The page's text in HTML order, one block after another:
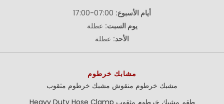
أيام الأسبوع:
يوم السبت: عطلة
الأحد: عطلة
مشابك خرطوم
مشبك خرطوم مثقوب مشبك خرطوم منقوش